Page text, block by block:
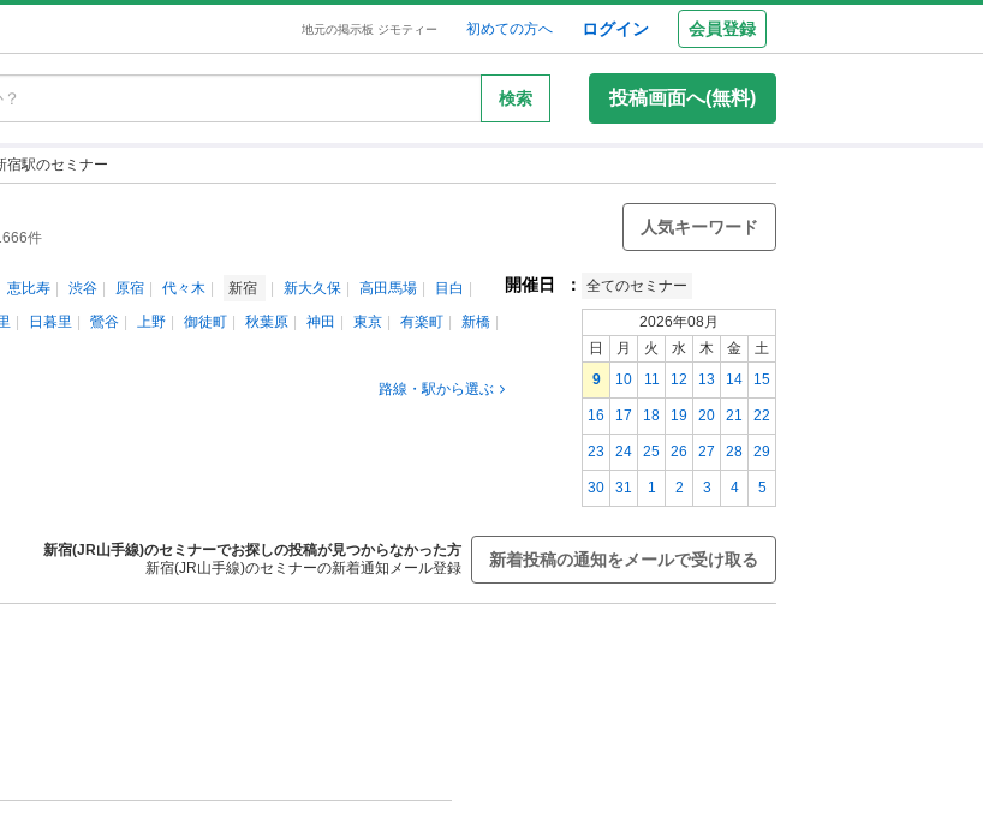
地元の掲示板 ジモティー 初めての方へ ログイン 会員登録
検索 投稿画面へ(無料)
宿駅のセミナー
件
人気キーワード
恵比寿 渋谷 原宿 代々木 新宿 新大久保 高田馬場
目白
日暮里 鶯谷 上野 御徒町 秋葉原 神田 東京 有楽町
新橋
路線・駅から選ぶ
開催日 ： 全てのセミナー
2026年08月
日
月 火 水 木 金
土
9
10 11 12 13 14 15
16 17 18 19 20 21 22
23 24 25 26 27 28 29
30 31 1 2 3 4 5
新宿(JR山手線)のセミナーでお探しの投稿が見つからなかった方
新宿(JR山手線)のセミナーの新着通知メール登録
新着投稿の通知をメールで受け取る